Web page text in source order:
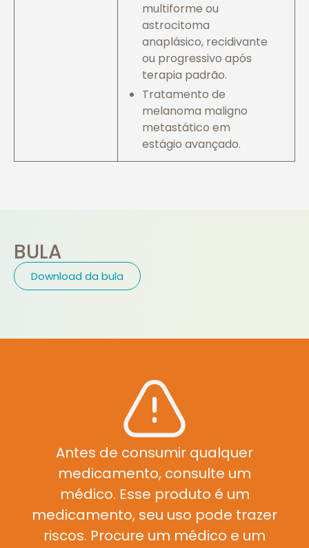
multiforme ou
astrocitoma
anaplásico, recidivante
ou progressivo após
terapia padrão.
Tratamento de
melanoma maligno
metastático em
estágio avançado.
BULA
Download da bula
Antes de consumir qualquer
medicamento, consulte um
médico. Esse produto é um
medicamento, seu uso pode trazer
riscos. Procure um médico e um